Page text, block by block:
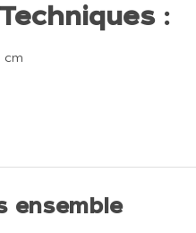
:
cm
ensemble